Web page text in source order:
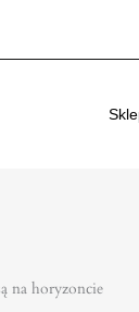
na horyzoncie